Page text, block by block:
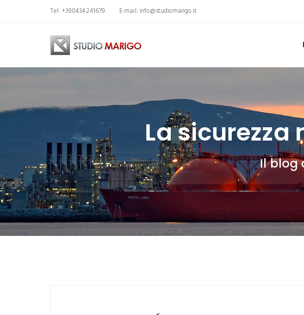
Tel: +39.0434.241679 E-mail: info@studiomarigo.it
La sicurezza
Il blog